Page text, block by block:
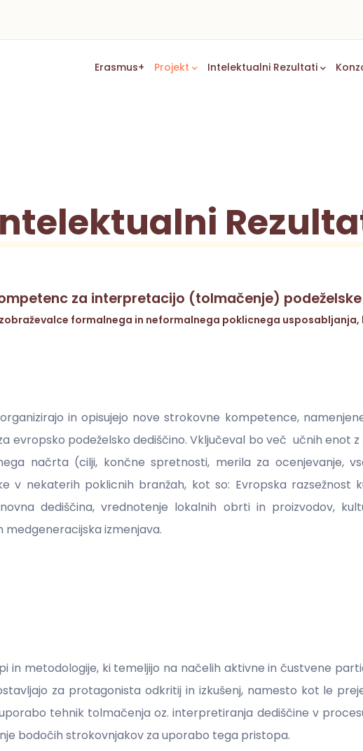
Main
Erasmus+ Projekt Intelektualni Rezultati
za interpretacijo (tolmačenje)
formalnega in neformalnega poklicnega usposabljanja,
in opisujejo nove strokovne kompetence,
podeželsko dediščino. Vključeval bo več učnih enot
načrta (cilji, končne spretnosti, merila za ocenjevanje,
v nekaterih poklicnih branžah, kot so: Evropska razsežnost
dediščina, vrednotenje lokalnih obrti in proizvodov,
izmenjava.
in metodologije, ki temeljijo na načelih aktivne in čustvene
za protagonista odkritij in izkušenj, namesto kot le
tehnik tolmačenja oz. interpretiranja dediščine v
bodočih strokovnjakov za uporabo tega pristopa.